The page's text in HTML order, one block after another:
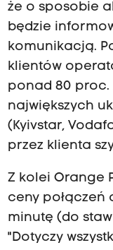
że o sposobie
będzie
komunikacją.
klientów
ponad 80
największych
(Kyivstar,
przez klienta
Z kolei Orange
ceny połączeń
minutę (do
"Dotyczy